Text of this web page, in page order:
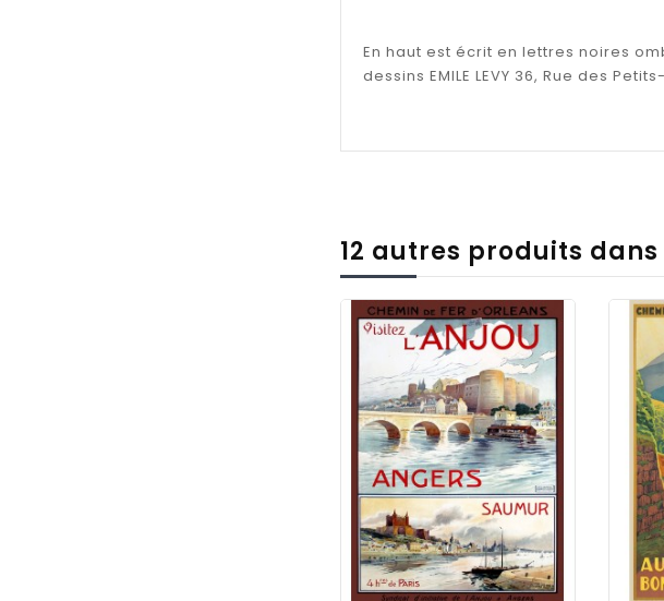
En haut est écrit en lettres noires
dessins EMILE LEVY 36, Rue des
12 autres produits
favorite_border equalizer visibility